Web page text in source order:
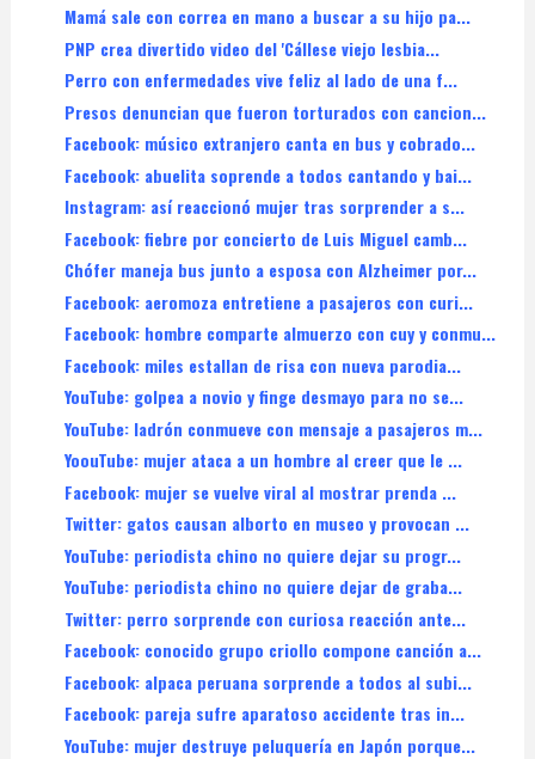
Mamá sale con correa en mano a buscar a su hijo pa...
PNP crea divertido video del 'Cállese viejo lesbia...
Perro con enfermedades vive feliz al lado de una f...
Presos denuncian que fueron torturados con cancion...
Facebook: músico extranjero canta en bus y cobrado...
Facebook: abuelita soprende a todos cantando y bai...
Instagram: así reaccionó mujer tras sorprender a s...
Facebook: fiebre por concierto de Luis Miguel camb...
Chófer maneja bus junto a esposa con Alzheimer por...
Facebook: aeromoza entretiene a pasajeros con curi...
Facebook: hombre comparte almuerzo con cuy y conmu...
Facebook: miles estallan de risa con nueva parodia...
YouTube: golpea a novio y finge desmayo para no se...
YouTube: ladrón conmueve con mensaje a pasajeros m...
YoouTube: mujer ataca a un hombre al creer que le ...
Facebook: mujer se vuelve viral al mostrar prenda ...
Twitter: gatos causan alborto en museo y provocan ...
YouTube: periodista chino no quiere dejar su progr...
YouTube: periodista chino no quiere dejar de graba...
Twitter: perro sorprende con curiosa reacción ante...
Facebook: conocido grupo criollo compone canción a...
Facebook: alpaca peruana sorprende a todos al subi...
Facebook: pareja sufre aparatoso accidente tras in...
YouTube: mujer destruye peluquería en Japón porque...